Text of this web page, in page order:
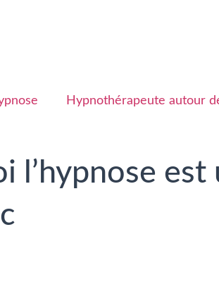
Hypnothérapeute autour
l’hypnose